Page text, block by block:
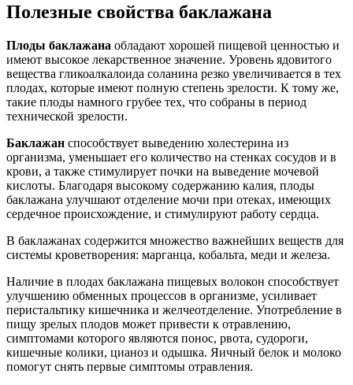
Полезные свойства баклажана
Плоды баклажана обладают хорошей пищевой ценностью и
имеют высокое лекарственное значение. Уровень ядовитого
вещества гликоалкалоида соланина резко увеличивается в тех
плодах, которые имеют полную степень зрелости. К тому же,
такие плоды намного грубее тех, что собраны в период
технической зрелости.
Баклажан способствует выведению холестерина из
организма, уменьшает его количество на стенках сосудов и в
крови, а также стимулирует почки на выведение мочевой
кислоты. Благодаря высокому содержанию калия, плоды
баклажана улучшают отделение мочи при отеках, имеющих
сердечное происхождение, и стимулируют работу сердца.
В баклажанах содержится множество важнейших веществ для
системы кроветворения: марганца, кобальта, меди и железа.
Наличие в плодах баклажана пищевых волокон способствует
улучшению обменных процессов в организме, усиливает
перистальтику кишечника и желчеотделение. Употребление в
пищу зрелых плодов может привести к отравлению,
симптомами которого являются понос, рвота, судороги,
кишечные колики, цианоз и одышка. Яичный белок и молоко
помогут снять первые симптомы отравления.